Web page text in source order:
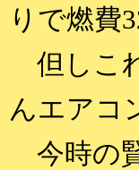
りで燃費
但しこ
んエアコ
今時の